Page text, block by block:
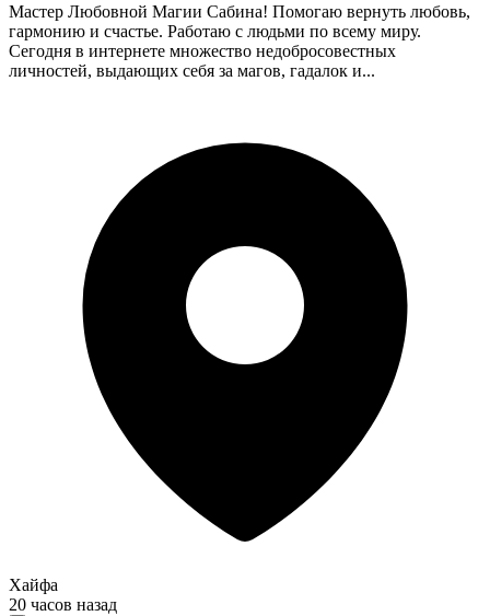
Мастер Любовной Магии Сабина! Помогаю вернуть любовь,
гармонию и счастье. Работаю с людьми по всему миру.
Сегодня в интернете множество недобросовестных
личностей, выдающих себя за магов, гадалок и...
Хайфа
20 часов назад